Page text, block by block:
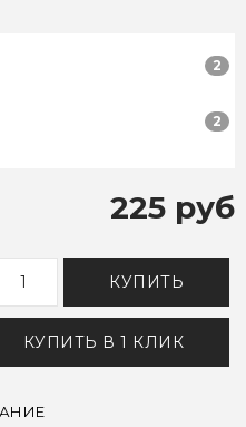
2
2
225 руб
КУПИТЬ
КУПИТЬ В 1 КЛИК